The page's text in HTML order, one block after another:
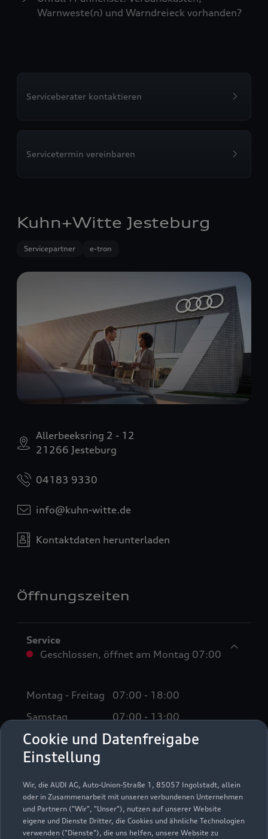
Cookie und Datenfreigabe
Einstellung
Wir, die AUDI AG, Auto-Union-Straße 1, 85057 Ingolstadt, allein
oder in Zusammenarbeit mit unseren verbundenen Unternehmen
und Partnern ("Wir", "Unser"), nutzen auf unserer Website
eigene und Dienste Dritter, die Cookies und ähnliche Technologien
verwenden ("Dienste"), die uns helfen, unsere Website zu
Warnweste(n) und Warndreieck vorhanden?
Serviceberater kontaktieren
Servicetermin vereinbaren
Kuhn+Witte Jesteburg
Servicepartner e-tron
Allerbeeksring 2 - 12
21266 Jesteburg
04183 9330
info@kuhn-witte.de
Kontaktdaten herunterladen
Öffnungszeiten
Service
Geschlossen, öffnet am Montag 07:00
Montag - Freitag
07:00 - 18:00
Samstag
07:00 - 13:00
Sonntag
Geschlossen
Notdienst. Sie erreichen unseren Notdienst unter 04183
933-0